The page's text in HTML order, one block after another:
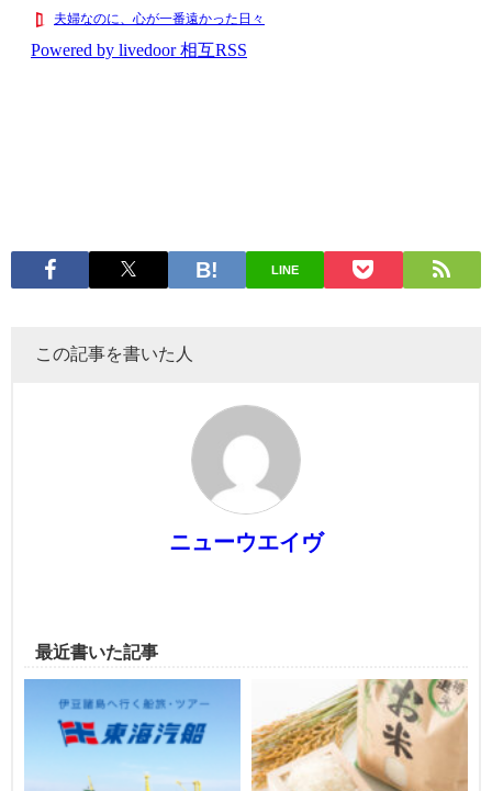
LINE
この記事を書いた人
ニューウエイヴ
最近書いた記事